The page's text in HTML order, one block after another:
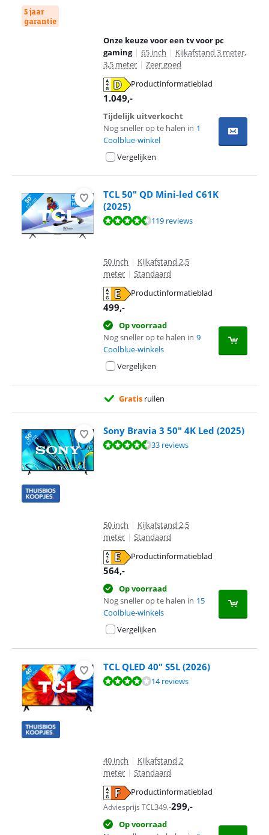
5 jaar
garantie
Onze keuze voor een tv voor pc
gaming | 65 inch | Kijkafstand 3 meter,
3,5 meter | Zeer goed
Productinformatieblad
1.049,-
Tijdelijk uitverkocht
Nog sneller op te halen in 1
Coolblue-winkel
Vergelijken
TCL 50" QD Mini-led C61K
(2025)
Beoordeling is 8,9 van de 10, gebaseerd op 119 reviews.
119 reviews
50 inch | Kijkafstand 2,5
meter | Standaard
Productinformatieblad
499,-
Op voorraad
Nog sneller op te halen in 9
Coolblue-winkels
Vergelijken
Gratis ruilen
Sony Bravia 3 50" 4K Led (2025)
Beoordeling is 8,6 van de 10, gebaseerd op 33 reviews.
33 reviews
50 inch | Kijkafstand 2,5
meter | Standaard
Productinformatieblad
564,-
Op voorraad
Nog sneller op te halen in 15
Coolblue-winkels
Vergelijken
TCL QLED 40" S5L (2026)
Beoordeling is 8,3 van de 10, gebaseerd op 14 reviews.
14 reviews
40 inch | Kijkafstand 2
meter | Standaard
Productinformatieblad
Adviesprijs TCL349,-299,-
Op voorraad